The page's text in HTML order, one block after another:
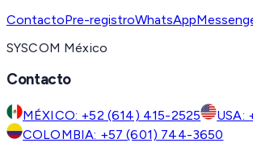
ContactoPre-registroWhatsApp
SYSCOM México
Contacto
MÉXICO: +52 (614) 415-2525
USA:
COLOMBIA: +57 (601) 744-3650